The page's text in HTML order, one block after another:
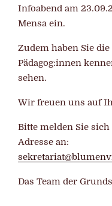
Infoabend am
Mensa ein.
Zudem haben Sie
Pädagog:innen
sehen.
Wir freuen uns auf
Bitte melden Sie
Adresse an:
Das Team der